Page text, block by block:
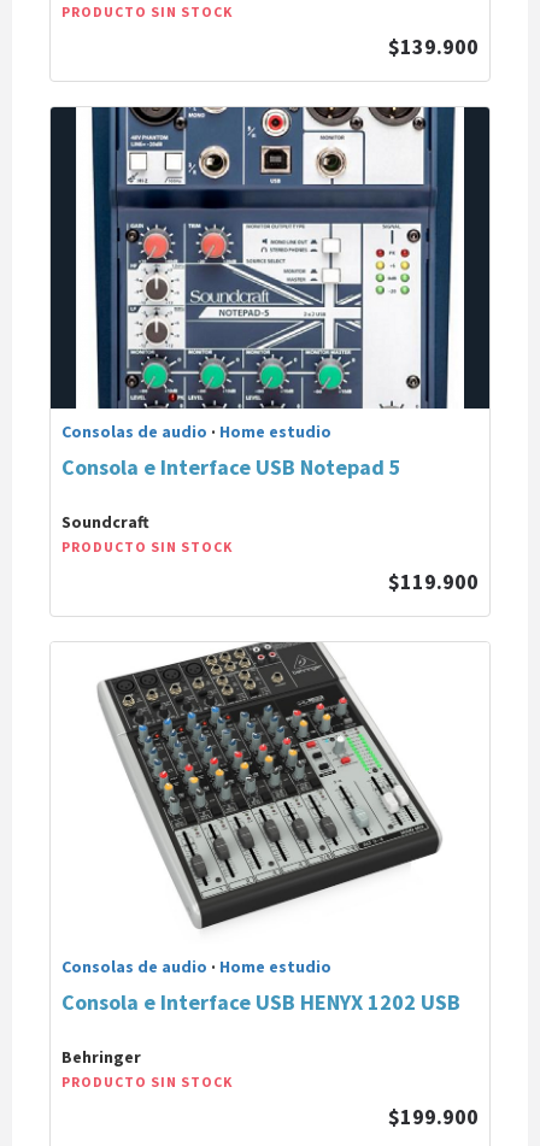
PRODUCTO SIN STOCK
$139.900
Consolas de audio · Home estudio
Consola e Interface USB Notepad 5
Soundcraft
PRODUCTO SIN STOCK
$119.900
Consolas de audio · Home estudio
Consola e Interface USB HENYX 1202 USB
Behringer
PRODUCTO SIN STOCK
$199.900